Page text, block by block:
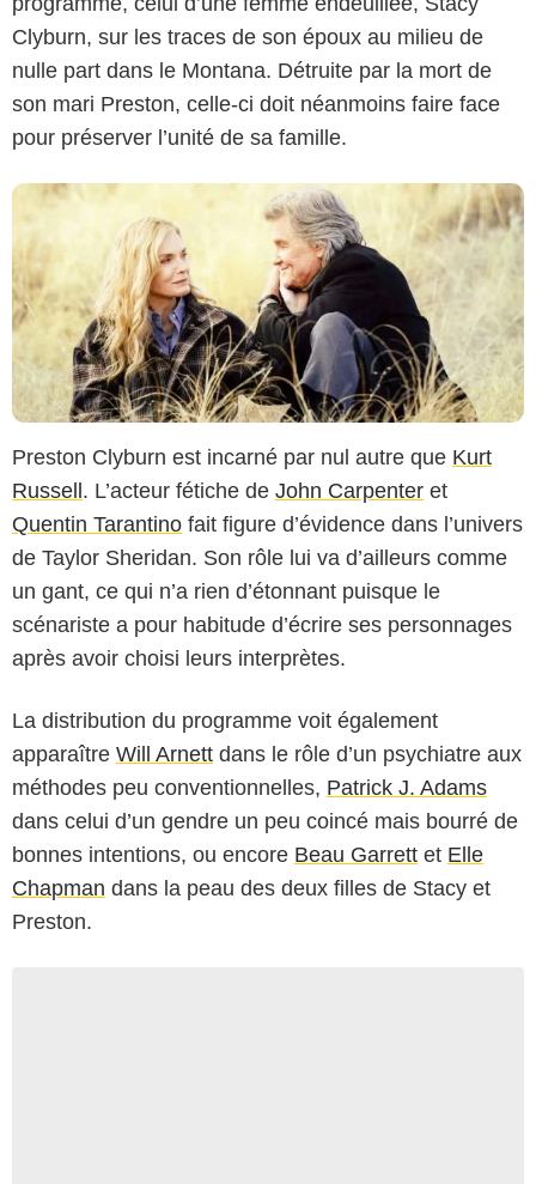
Clyburn, sur les traces de son époux au milieu de
nulle part dans le Montana. Détruite par la mort de
son mari Preston, celle-ci doit néanmoins faire face
pour préserver l’unité de sa famille.
Preston Clyburn est incarné par nul autre que Kurt
Russell . L’acteur fétiche de John Carpenter et
Quentin Tarantino fait figure d’évidence dans l’univers
de Taylor Sheridan. Son rôle lui va d’ailleurs comme
un gant, ce qui n’a rien d’étonnant puisque le
scénariste a pour habitude d’écrire ses personnages
après avoir choisi leurs interprètes.
La distribution du programme voit également
apparaître Will Arnett dans le rôle d’un psychiatre aux
méthodes peu conventionnelles, Patrick J. Adams
dans celui d’un gendre un peu coincé mais bourré de
bonnes intentions, ou encore Beau Garrett et Elle
Chapman dans la peau des deux filles de Stacy et
Preston.